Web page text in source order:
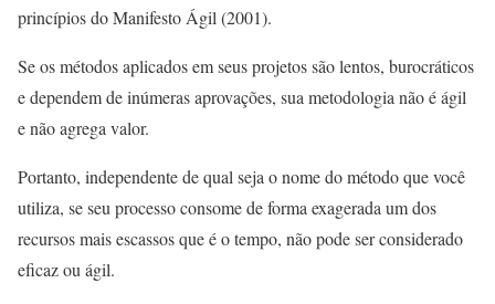
princípios do Manifesto Ágil (2001).
Se os métodos aplicados em seus projetos são lentos, burocráticos
e dependem de inúmeras aprovações, sua metodologia não é ágil
e não agrega valor.
Portanto, independente de qual seja o nome do método que você
utiliza, se seu processo consome de forma exagerada um dos
recursos mais escassos que é o tempo, não pode ser considerado
eficaz ou ágil.